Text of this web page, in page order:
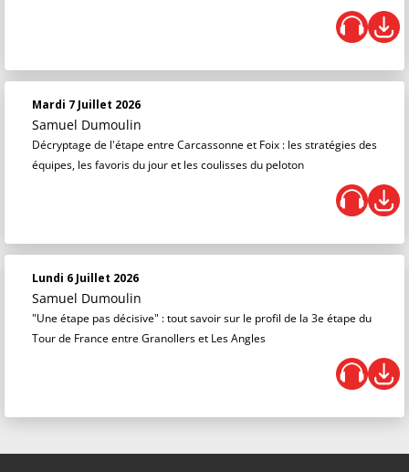
Mardi 7 Juillet 2026
Samuel Dumoulin
Décryptage de l'étape entre Carcassonne et Foix : les stratégies des
équipes, les favoris du jour et les coulisses du peloton
Lundi 6 Juillet 2026
Samuel Dumoulin
"Une étape pas décisive" : tout savoir sur le profil de la 3e étape du
Tour de France entre Granollers et Les Angles